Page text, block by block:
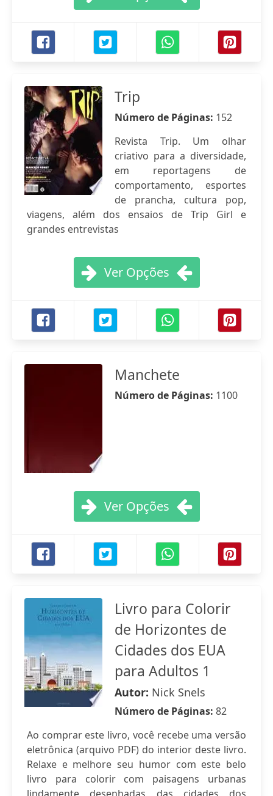
Trip
Número de Páginas: 152
Revista Trip. Um olhar
criativo para a diversidade,
em reportagens de
comportamento, esportes
de prancha, cultura pop,
viagens, além dos ensaios de Trip Girl e
grandes entrevistas
Ver Opções
Manchete
Número de Páginas: 1100
Ver Opções
Livro para Colorir
de Horizontes de
Cidades dos EUA
para Adultos 1
Autor: Nick Snels
Número de Páginas: 82
Ao comprar este livro, você recebe uma versão
eletrônica (arquivo PDF) do interior deste livro.
Relaxe e melhore seu humor com este belo
livro para colorir com paisagens urbanas